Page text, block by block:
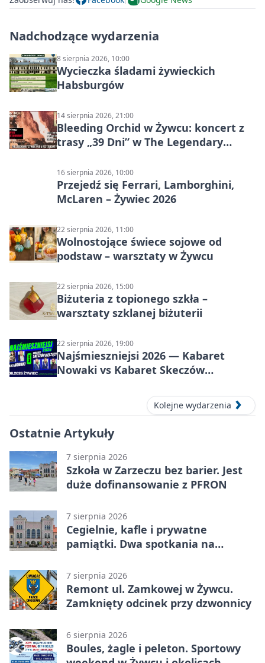
Nadchodzące wydarzenia
8 sierpnia 2026, 10:00
Wycieczka śladami żywieckich
Habsburgów
14 sierpnia 2026, 21:00
Bleeding Orchid w Żywcu: koncert z
trasy „39 Dni” w The Legendary
16 sierpnia 2026, 10:00
Przejedź się Ferrari, Lamborghini,
McLaren – Żywiec 2026
22 sierpnia 2026, 11:00
Wolnostojące świece sojowe od
podstaw – warsztaty w Żywcu
22 sierpnia 2026, 15:00
Biżuteria z topionego szkła –
warsztaty szklanej biżuterii
22 sierpnia 2026, 19:00
Najśmieszniejsi 2026 — Kabaret
Nowaki vs Kabaret Skeczów
Kolejne wydarzenia
Ostatnie Artykuły
7 sierpnia 2026
Szkoła w Zarzeczu bez barier. Jest
duże dofinansowanie z PFRON
7 sierpnia 2026
Cegielnie, kafle i prywatne
pamiątki. Dwa spotkania na
7 sierpnia 2026
Remont ul. Zamkowej w Żywcu.
Zamknięty odcinek przy dzwonnicy
6 sierpnia 2026
Boules, żagle i peleton. Sportowy